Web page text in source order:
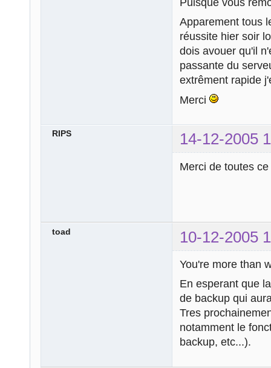
Puisque vous
Apparement tous
réussite hier soir
dois avouer qu'il
passante du
extrêment rapide
Merci
RIPS 14-12-2005
Merci de toutes
toad 10-12-2005
You're more than
En esperant que
de backup qui
Tres
notamment le
backup, etc...).